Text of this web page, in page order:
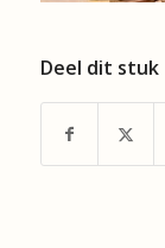
Deel dit stuk